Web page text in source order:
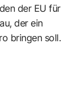
der EU für
der ein
bringen soll.